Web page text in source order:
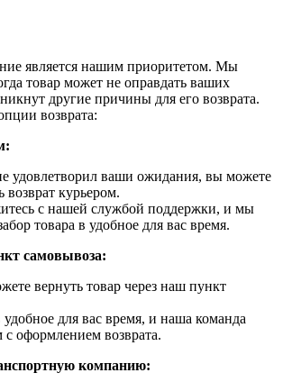
является нашим приоритетом. Мы
товар может не оправдать ваших
другие причины для его возврата.
возврата:
удовлетворил ваши ожидания, вы можете
возврат курьером.
с нашей службой поддержки, и мы
товара в удобное для вас время.
самовывоза:
вернуть товар через наш пункт
для вас время, и наша команда
оформлением возврата.
компанию: